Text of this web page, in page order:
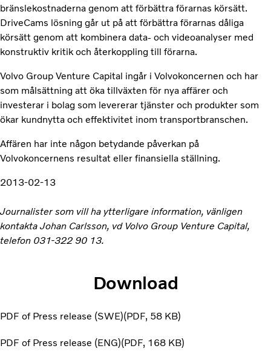
bränslekostnaderna genom att förbättra förarnas körsätt.
DriveCams lösning går ut på att förbättra förarnas dåliga
körsätt genom att kombinera data- och videoanalyser med
konstruktiv kritik och återkoppling till förarna.
Volvo Group Venture Capital ingår i Volvokoncernen och har
som målsättning att öka tillväxten för nya affärer och
investerar i bolag som levererar tjänster och produkter som
ökar kundnytta och effektivitet inom transportbranschen.
Affären har inte någon betydande påverkan på
Volvokoncernens resultat eller finansiella ställning.
2013-02-13
Journalister som vill ha ytterligare information, vänligen
kontakta Johan Carlsson, vd Volvo Group Venture Capital,
telefon 031-322 90 13.
Download
PDF of Press release (SWE) PDF 58 KB
PDF of Press release (ENG) PDF 168 KB